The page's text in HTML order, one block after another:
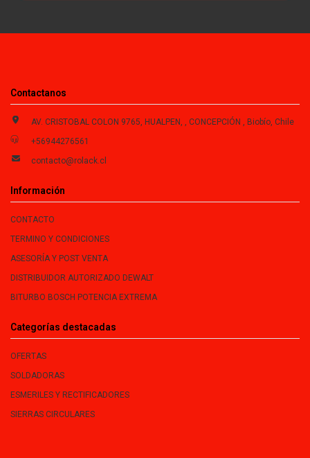
Contactanos
AV. CRISTOBAL COLON 9765, HUALPEN, , CONCEPCIÓN , Biobío, Chile
+56944276561
contacto@rolack.cl
Información
CONTACTO
TERMINO Y CONDICIONES
ASESORÍA Y POST VENTA
DISTRIBUIDOR AUTORIZADO DEWALT
BITURBO BOSCH POTENCIA EXTREMA
Categorías destacadas
OFERTAS
SOLDADORAS
ESMERILES Y RECTIFICADORES
SIERRAS CIRCULARES